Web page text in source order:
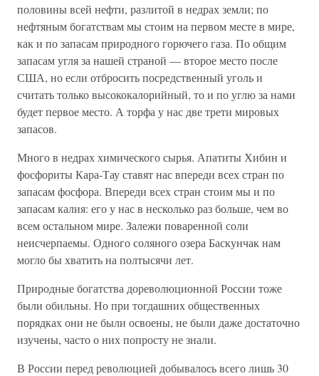
половины всей нефти, разлитой в недрах земли; по
нефтяным богатствам мы стоим на первом месте в мире,
как и по запасам природного горючего газа. По общим
запасам угля за нашей страной — второе место после
США, но если отбросить посредственный уголь и
считать только высококалорийный, то и по углю за нами
будет первое место. А торфа у нас две трети мировых
запасов.
Много в недрах химического сырья. Апатиты Хибин и
фосфориты Кара-Тау ставят нас впереди всех стран по
запасам фосфора. Впереди всех стран стоим мы и по
запасам калия: его у нас в несколько раз больше, чем во
всем остальном мире. Залежи поваренной соли
неисчерпаемы. Одного соляного озера Баскунчак нам
могло бы хватить на полтысячи лет.
Природные богатства дореволюционной России тоже
были обильны. Но при тогдашних общественных
порядках они не были освоены, не были даже достаточно
изучены, часто о них попросту не знали.
В России перед революцией добывалось всего лишь 30